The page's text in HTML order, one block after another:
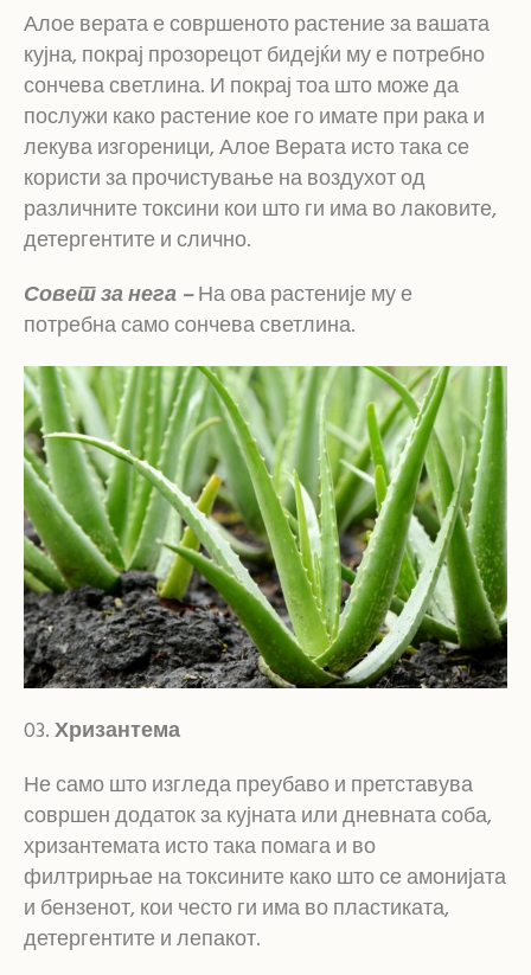
Алое верата е совршеното растение за вашата
кујна, покрај прозорецот бидејќи му е потребно
сончева светлина. И покрај тоа што може да
послужи како растение кое го имате при рака и
лекува изгореници, Алое Верата исто така се
користи за прочистување на воздухот од
различните токсини кои што ги има во лаковите,
детергентите и слично.
Совет за нега –На ова растеније му е
потребна само сончева светлина.
Хризантема
Не само што изгледа преубаво и претставува
совршен додаток за кујната или дневната соба,
хризантемата исто така помага и во
филтрирњае на токсините како што се амонијата
и бензенот, кои често ги има во пластиката,
детергентите и лепакот.